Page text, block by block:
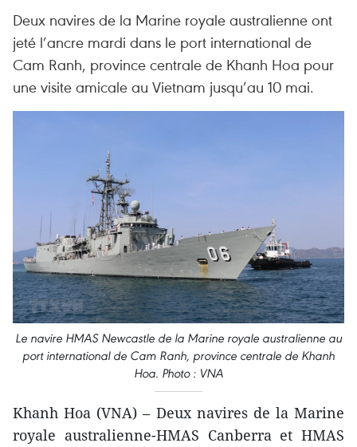
Deux navires de la Marine royale australienne ont
jeté l’ancre mardi dans le port international de
Cam Ranh, province centrale de Khanh Hoa pour
une visite amicale au Vietnam jusqu’au 10 mai.
Le navire HMAS Newcastle de la Marine royale australienne au
port international de Cam Ranh, province centrale de Khanh
Hoa. Photo : VNA
Khanh Hoa (VNA) – Deux navires de la Marine
royale australienne-HMAS Canberra et HMAS